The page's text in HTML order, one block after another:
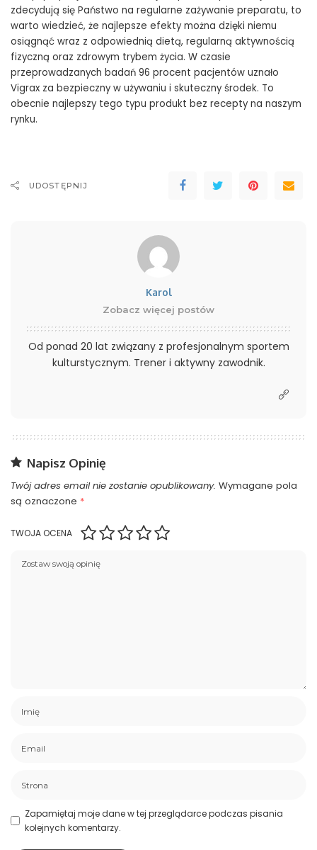
zdecydują się Państwo na regularne zażywanie preparatu, to
warto wiedzieć, że najlepsze efekty można dzięki niemu
osiągnąć wraz z odpowiednią dietą, regularną aktywnością
fizyczną oraz zdrowym trybem życia. W czasie
przeprowadzanych badań 96 procent pacjentów uznało
Vigrax za bezpieczny w używaniu i skuteczny środek. To
obecnie najlepszy tego typu produkt bez recepty na naszym
rynku.
UDOSTĘPNIJ
Karol
Zobacz więcej postów
Od ponad 20 lat związany z profesjonalnym sportem
kulturstycznym. Trener i aktywny zawodnik.
Napisz Opinię
Twój adres email nie zostanie opublikowany. Wymagane pola
są oznaczone *
TWOJA OCENA
Zapamiętaj moje dane w tej przeglądarce podczas pisania
kolejnych komentarzy.